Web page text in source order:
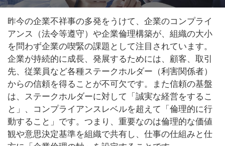
昨今の企業不祥事の多発をうけて、企業のコンプライ
アンス（法令等遵守）や企業倫理構築が、組織の大小
を問わず企業の喫緊の課題として注目されています。
企業が持続的に成長、発展するためには、顧客、取引
先、従業員など各種ステークホルダー（利害関係者）
からの信頼を得ることが不可欠です。また信頼の基盤
は、ステークホルダーに対して「誠実な経営をするこ
と」、コンプライアンスレベルを超えて「倫理的に行
動すること」です。つまり、重要なのは倫理的な価値
観や意思決定基準を組織で共有し、仕事の仕組みと仕